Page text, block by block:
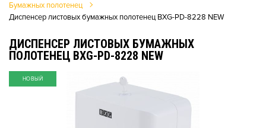
Бумажных полотенец
Диспенсер листовых бумажных полотенец BXG-PD-8228 NEW
ДИСПЕНСЕР ЛИСТОВЫХ БУМАЖНЫХ
ПОЛОТЕНЕЦ BXG-PD-8228 NEW
НОВЫЙ